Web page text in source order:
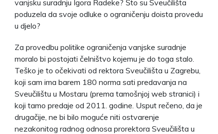
vanjsku suradnju Igora Radeke? Što su Sveučilišta
poduzela da svoje odluke o ograničenju doista provedu
u djelo?
Za provedbu politike ograničenja vanjske suradnje
moralo bi postojati čelništvo kojemu je do toga stalo.
Teško je to očekivati od rektora Sveučilišta u Zagrebu,
koji sam ima barem 180 norma sati predavanja na
Sveučilištu u Mostaru (prema tamošnjoj web stranici) i
koji tamo predaje od 2011. godine. Usput rečeno, da je
drugačije, ne bi bilo moguće niti ostvarenje
nezakonitog radnog odnosa prorektora Sveučilišta u